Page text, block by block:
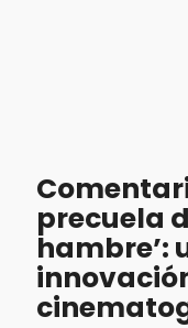
precuela
hambre’: